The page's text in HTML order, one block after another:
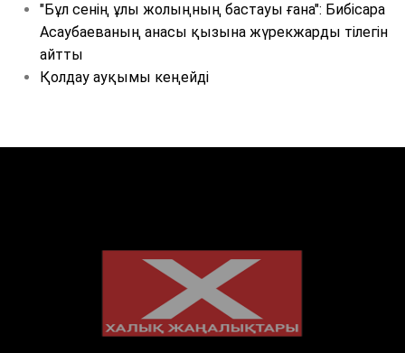
"Бұл сенің ұлы жолыңның бастауы ғана": Бибісара
Асаубаеваның анасы қызына жүрекжарды тілегін
айтты
Қолдау ауқымы кеңейді